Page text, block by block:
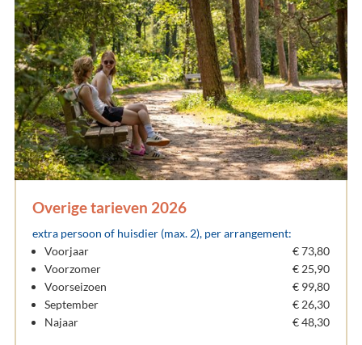
Overige tarieven 2026
extra persoon of huisdier (max. 2), per arrangement:
Voorjaar
€ 73,80
Voorzomer
€ 25,90
Voorseizoen
€ 99,80
September
€ 26,30
Najaar
€ 48,30